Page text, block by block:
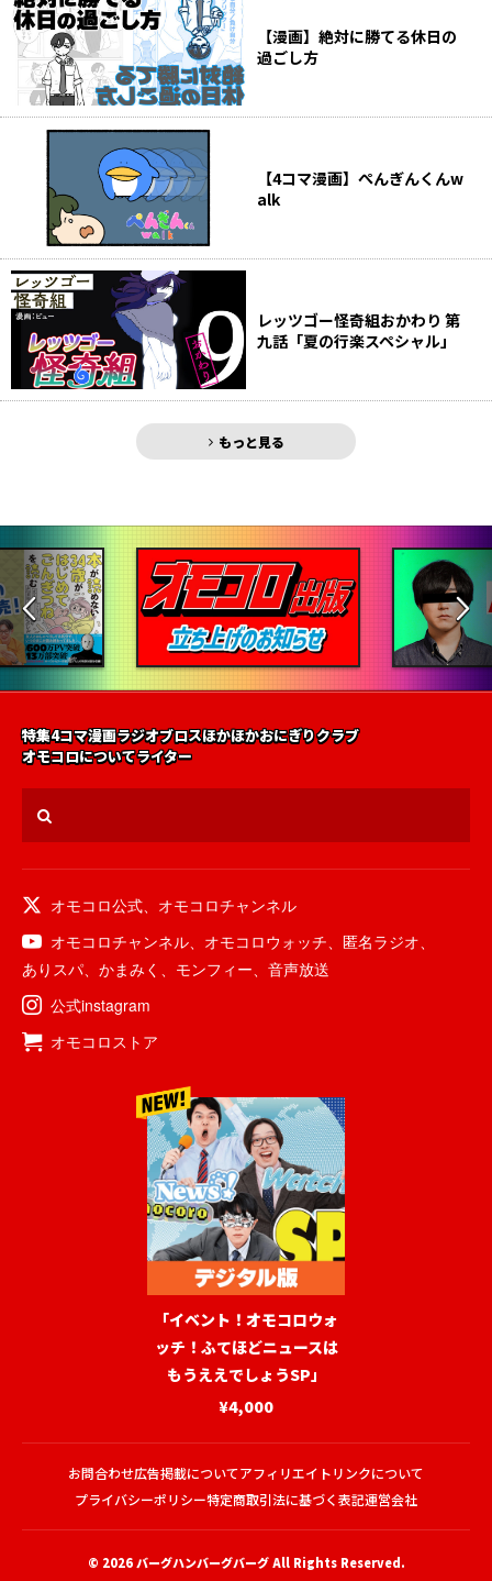
【漫画】絶対に勝てる休日の
過ごし方
【4コマ漫画】ぺんぎんくんw
alk
レッツゴー怪奇組おかわり 第
九話「夏の行楽スペシャル」
もっと見る
特集4コマ漫画ラジオブロスほかほかおにぎりクラブ
オモコロについてライター
オモコロ公式
オモコロチャンネル
オモコロチャンネル
オモコロウォッチ 匿名ラジオ
ありスパ
かまみく モンフィー
音声放送
公式instagram
オモコロストア
「イベント！オモコロウォ
ッチ！ふてほどニュースは
もうええでしょうSP」
¥4,000
お問合わせ広告掲載についてアフィリエイトリンクについて
プライバシーポリシー特定商取引法に基づく表記運営会社
© 2026バーグハンバーグバーグAll Rights Reserved.